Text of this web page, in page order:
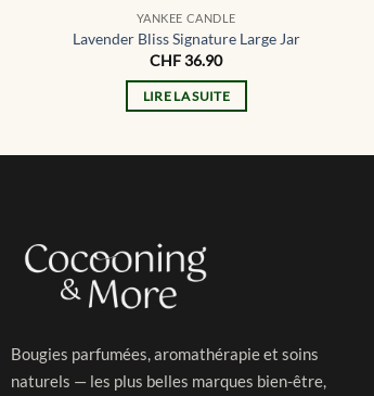
YANKEE CANDLE
Lavender Bliss Signature Large Jar
CHF36.90
LIRE LA SUITE
Bougies parfumées, aromathérapie et soins
naturels — les plus belles marques bien-être,